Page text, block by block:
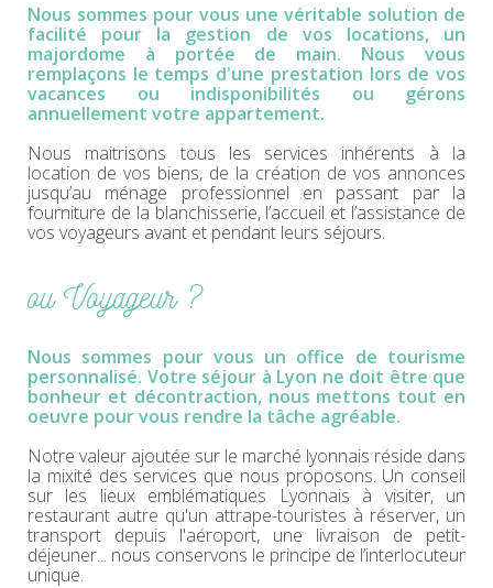
Nous sommes pour vous une véritable solution de
facilité pour la gestion de vos locations, un
majordome à portée de main. Nous vous
remplaçons le temps d'une prestation lors de vos
vacances ou indisponibilités ou gérons
annuellement votre appartement.
Nous maitrisons tous les services inhérents à la
location de vos biens, de la création de vos annonces
jusqu’au ménage professionnel en passant par la
fourniture de la blanchisserie, l’accueil et l’assistance de
vos voyageurs avant et pendant leurs séjours.
ou Voyageur ?
Nous sommes pour vous un office de tourisme
personnalisé. Votre séjour à Lyon ne doit être que
bonheur et décontraction, nous mettons tout en
oeuvre pour vous rendre la tâche agréable.
Notre valeur ajoutée sur le marché lyonnais réside dans
la mixité des services que nous proposons. Un conseil
sur les lieux emblématiques Lyonnais à visiter, un
restaurant autre qu'un attrape-touristes à réserver, un
transport depuis l'aéroport, une livraison de petit-
déjeuner... nous conservons le principe de l’interlocuteur
unique.